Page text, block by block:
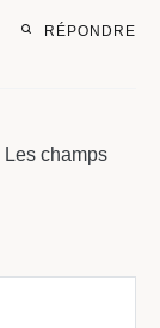
RÉPONDRE
Les champs